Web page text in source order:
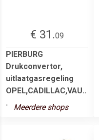
€ 31.09
PIERBURG
Drukconvertor,
uitlaatgasregeling
OPEL,CADILLAC,VAU..
.
Meerdere shops